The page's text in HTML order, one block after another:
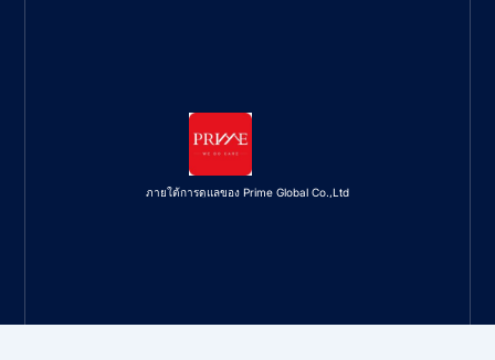
ภายใต้การดูแลของ Prime Global Co.,Ltd